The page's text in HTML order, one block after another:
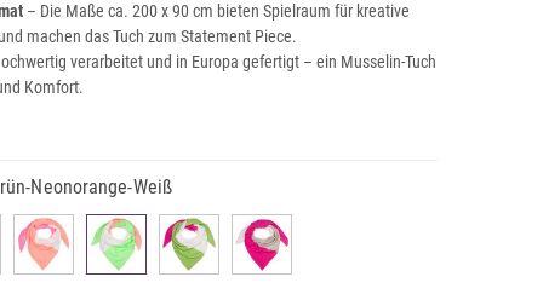
– Die Maße ca. 200 x 90 cm bieten Spielraum für kreative
machen das Tuch zum Statement Piece.
verarbeitet und in Europa gefertigt – ein Musselin-Tuch
Komfort.
Neonorange-Weiß